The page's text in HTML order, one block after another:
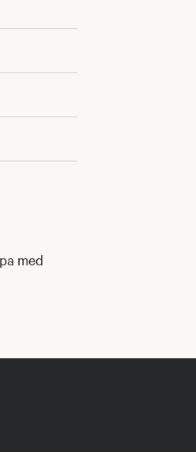
med